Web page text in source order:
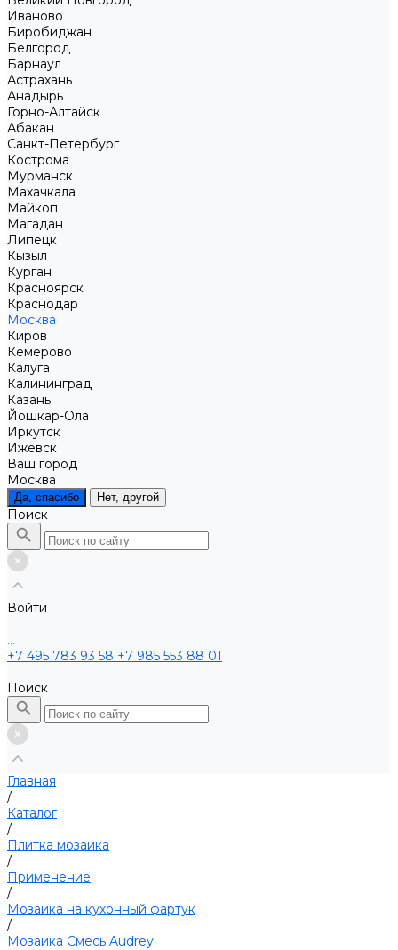
Иваново
Биробиджан
Белгород
Барнаул
Астрахань
Анадырь
Горно-Алтайск
Абакан
Санкт-Петербург
Кострома
Мурманск
Махачкала
Майкоп
Магадан
Липецк
Кызыл
Курган
Красноярск
Краснодар
Москва
Киров
Кемерово
Калуга
Калининград
Казань
Йошкар-Ола
Иркутск
Ижевск
Ваш город
Москва
Да, спасибо Нет, другой
Поиск
Войти
...
+7 495 783 93 58 +7 985 553 88 01
Поиск
Главная
/
Каталог
/
Плитка мозаика
/
Применение
/
Мозаика на кухонный фартук
/
Мозаика Смесь Audrey